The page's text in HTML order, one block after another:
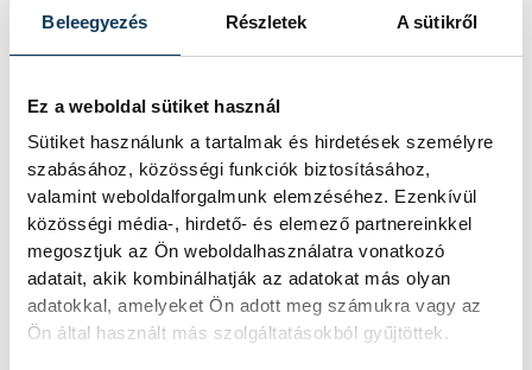
Beleegyezés Részletek A sütikről
Ez a weboldal sütiket használ
Sütiket használunk a tartalmak és hirdetések személyre
szabásához, közösségi funkciók biztosításához,
valamint weboldalforgalmunk elemzéséhez. Ezenkívül
közösségi média-, hirdető- és elemező partnereinkkel
megosztjuk az Ön weboldalhasználatra vonatkozó
adatait, akik kombinálhatják az adatokat más olyan
adatokkal, amelyeket Ön adott meg számukra vagy az
Ön által használt más szolgáltatásokból gyűjtöttek.